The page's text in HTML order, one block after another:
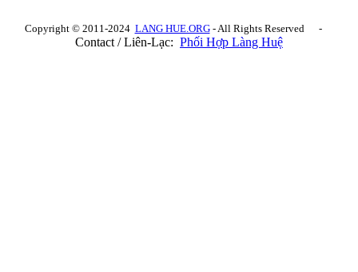
Copyright © 2011-2024 LANG HUE.ORG- All Rights Reserved -
Contact / Liên-Lạc: Phối Hợp Làng Huệ